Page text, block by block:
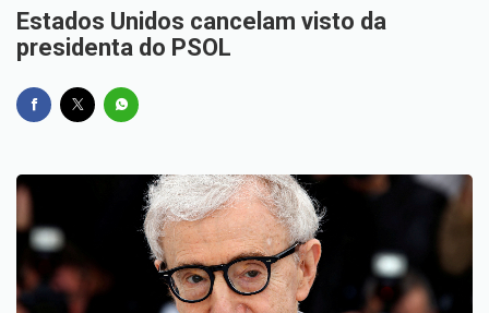
Estados Unidos cancelam visto da
presidenta do PSOL